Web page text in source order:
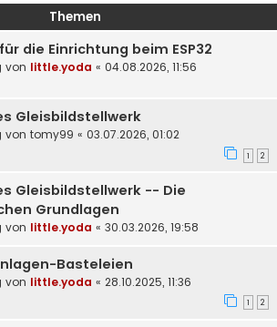
Themen
die Einrichtung beim ESP32
von little.yoda « 04.08.2026, 11:56
Gleisbildstellwerk
von tomy99 « 03.07.2026, 01:02
1 2
Gleisbildstellwerk -- Die
Grundlagen
von little.yoda « 30.03.2026, 19:58
Basteleien
von little.yoda « 28.10.2025, 11:36
1 2